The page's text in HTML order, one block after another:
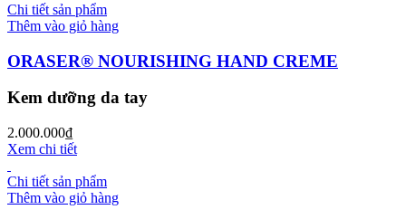
Chi tiết sản phẩm
Thêm vào giỏ hàng
ORASER® NOURISHING HAND CREME
Kem dưỡng da tay
2.000.000₫
Xem chi tiết
Chi tiết sản phẩm
Thêm vào giỏ hàng